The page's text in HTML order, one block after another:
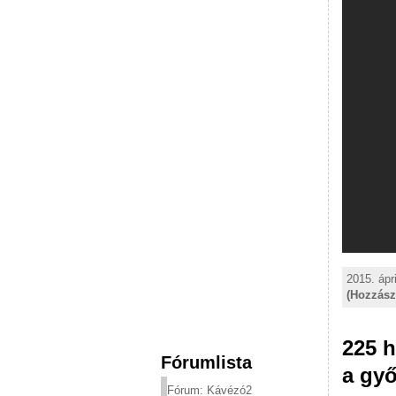
Fórumlista
Fórum: Kávézó2
2015.
225
a